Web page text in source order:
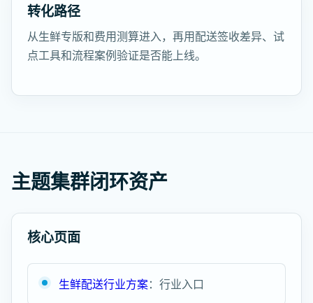
转化路径
从生鲜专版和费用测算进入，再用配送签收差异、试
点工具和流程案例验证是否能上线。
主题集群闭环资产
核心页面
生鲜配送行业方案：行业入口